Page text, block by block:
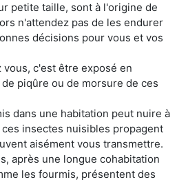
petite taille, sont à l'origine de
n'attendez pas de les endurer
décisions pour vous et vos
c'est être exposé en
piqûre ou de morsure de ces
dans une habitation peut nuire à
insectes nuisibles propagent
aisément vous transmettre.
après une longue cohabitation
les fourmis, présentent des